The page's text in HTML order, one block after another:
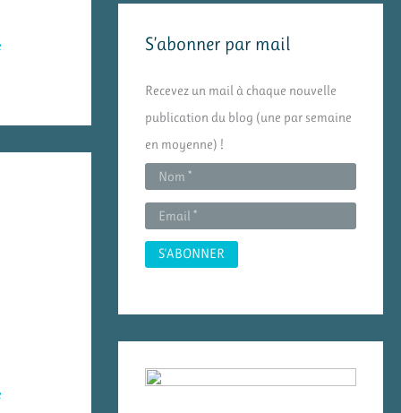
r
e
:
S’abonner par mail
Recevez un mail à chaque nouvelle
publication du blog (une par semaine
en moyenne) !